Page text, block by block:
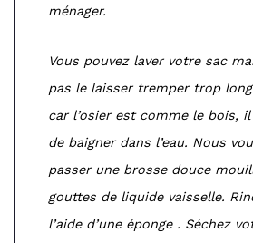
ménager.
Vous pouvez laver votre sac
pas le laisser tremper trop
car l’osier est comme le bois,
de baigner dans l’eau. Nous
passer une brosse douce
gouttes de liquide vaisselle.
l’aide d’une éponge . Séchez